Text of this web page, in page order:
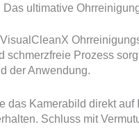
ultimative
Prozess
der Anwendung.
Kamerabild direkt auf
Schluss mit